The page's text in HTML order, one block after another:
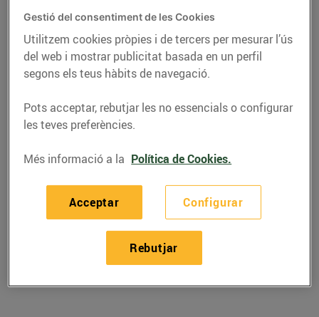
La tercera entitat beneficiaria de
l’arrodoniment solidari ha estat
l’Associació d’infants amb problemes de
373.130 donacions que han permès
Des del passat mes de febrer als
establiments Bonpreu i Esclat hi ha
l’opció d’arrodonir l’import de les compres
realitzades amb targeta i realitzar
microdonacions per col·laborar amb
causes socials
Gestió del consentiment de les Cookies
Utilitzem cookies pròpies i de tercers per mesurar l’ús
del web i mostrar publicitat basada en un perfil
segons els teus hàbits de navegació.
Pots acceptar, rebutjar les no essencials o configurar
les teves preferències.
Més informació a la Política de Cookies.
Configurar
Rebutjar
Acceptar